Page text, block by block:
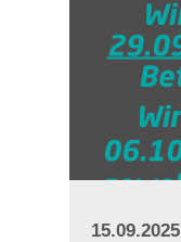
15.09.2025